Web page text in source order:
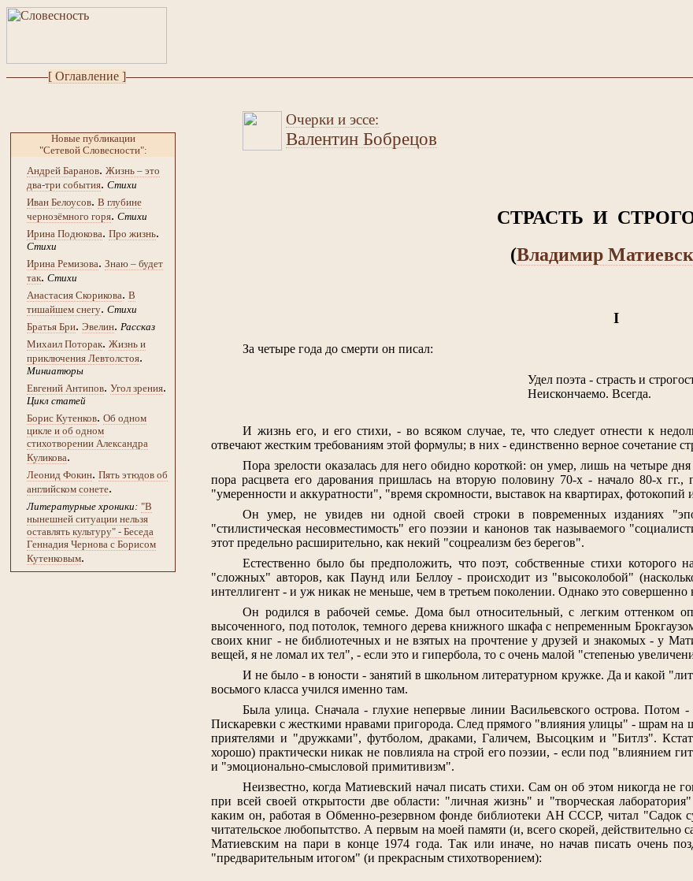
[ Оглавление ]
Новые публикации
"Сетевой Словесности":
Андрей Баранов. Жизнь – это
два-три события. Стихи
Иван Белоусов. В глубине
чернозёмного горя. Стихи
Ирина Подюкова. Про жизнь.
Стихи
Ирина Ремизова. Знаю – будет
так. Стихи
Анастасия Скорикова. В
тишайшем снегу. Стихи
Братья Бри. Эвелин. Рассказ
Михаил Поторак. Жизнь и
приключения Левтолстоя.
Миниатюры
Евгений Антипов. Угол зрения.
Цикл статей
Борис Кутенков. Об одном
цикле и об одном
стихотворении Александра
Куликова.
Леонид Фокин. Пять этюдов об
английском сонете.
Литературные хроники: "В
нынешней ситуации нельзя
оставлять культуру" - Беседа
Геннадия Чернова с Борисом
Кутенковым.
Очерки и эссе:
Валентин Бобрецов
СТРАСТЬ И
(Владимир
I
За четыре года до смерти он писал:
Удел поэта - страсть и
Неискончаемо. Всегда.
И жизнь его, и его стихи, - во всяком случае, те, что следует отнести к
отвечают жестким требованиям этой формулы; в них - единственно верное сочетание
Пора зрелости оказалась для него обидно короткой: он умер, лишь на четыре
пора расцвета его дарования пришлась на вторую половину 70-х - начало 80-х гг.,
"умеренности и аккуратности", "время скромности, выставок на квартирах, фотокопий
Он умер, не увидев ни одной своей строки в повременных изданиях
"стилистическая несовместимость" его поэзии и канонов так называемого
этот предельно расширительно, как некий "соцреализм без берегов".
Естественно было бы предположить, что поэт, собственные стихи которого
"сложных" авторов, как Паунд или Беллоу - происходит из "высоколобой"
интеллигент - и уж никак не меньше, чем в третьем поколении. Однако это совершенно
Он родился в рабочей семье. Дома был относительный, с легким оттенком
высоченного, под потолок, темного дерева книжного шкафа с непременным
своих книг - не библиотечных и не взятых на прочтение у друзей и знакомых - у
вещей, я не ломал их тел", - если это и гипербола, то с очень малой "степенью
И не было - в юности - занятий в школьном литературном кружке. Да и какой
восьмого класса учился именно там.
Была улица. Сначала - глухие непервые линии Васильевского острова.
Пискаревки с жесткими нравами пригорода. След прямого "влияния улицы" - шрам на
приятелями и "дружками", футболом, драками, Галичем, Высоцким и "Битлз".
хорошо) практически никак не повлияла на строй его поэзии, - если под "влиянием
и "эмоционально-смысловой примитивизм".
Неизвестно, когда Матиевский начал писать стихи. Сам он об этом никогда не
при всей своей открытости две области: "личная жизнь" и "творческая
каким он, работая в Обменно-резервном фонде библиотеки АН СССР, читал "Садок
читательское любопытство. А первым на моей памяти (и, всего скорей,
Матиевским на пари в конце 1974 года. Так или иначе, но начав писать очень
"предварительным итогом" (и прекрасным стихотворением):